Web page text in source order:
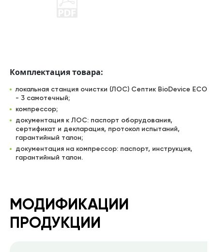
Комплектация товара:
локальная станция очистки (ЛОС) Септик BioDevice ECO
- 3 самотечный;
компрессор;
документация к ЛОС: паспорт оборудования,
сертификат и декларация, протокол испытаний,
гарантийный талон;
документация на компрессор: паспорт, инструкция,
гарантийный талон.
МОДИФИКАЦИИ
ПРОДУКЦИИ